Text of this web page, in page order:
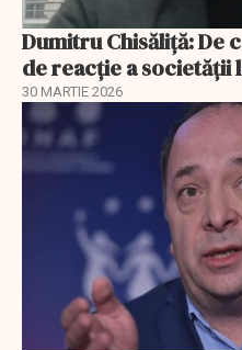
Dumitru Chisăliță: De
de reacție a
30 MARTIE 2026